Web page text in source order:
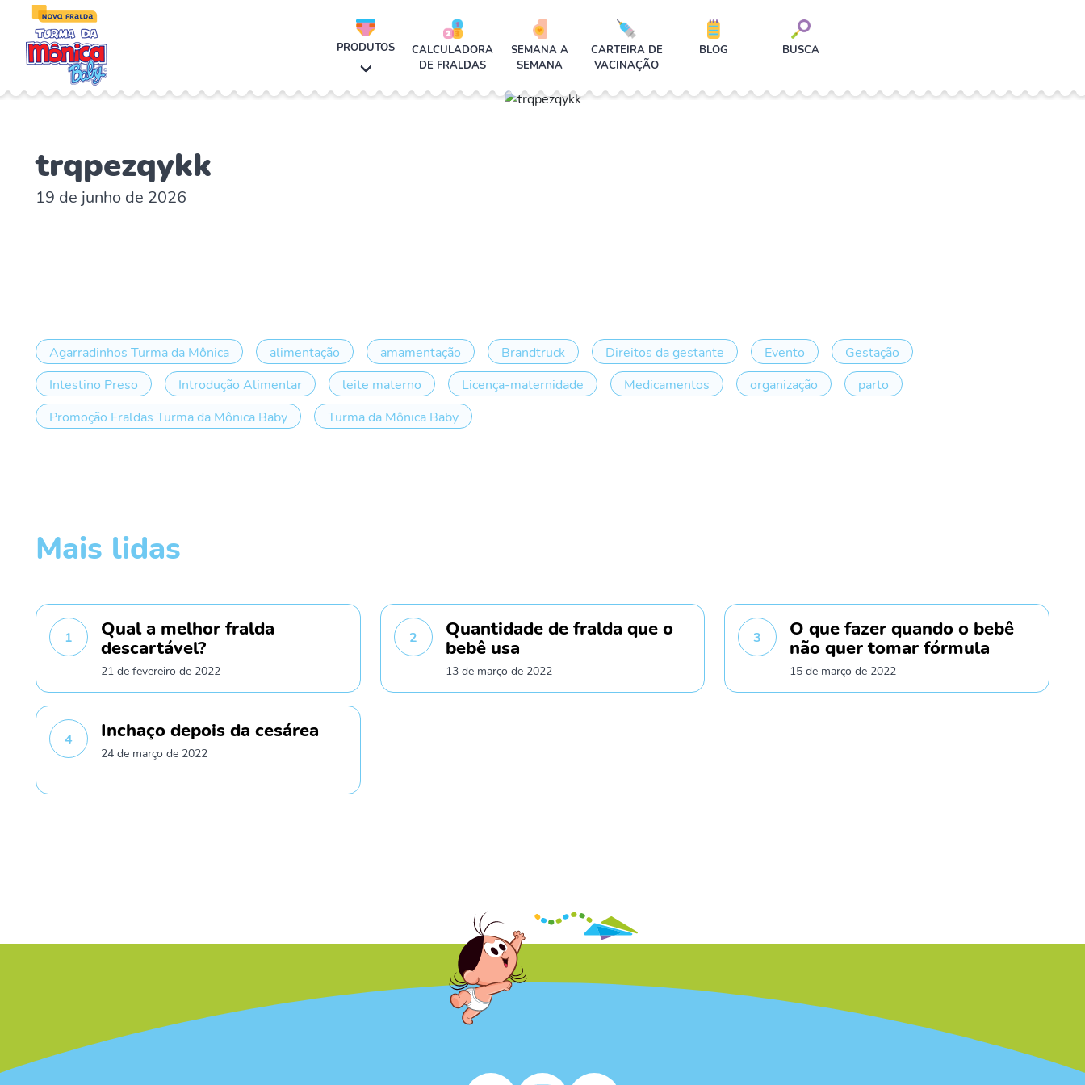
PRODUTOS
CALCULADORA
DE FRALDAS
SEMANA A
SEMANA
CARTEIRA DE
VACINAÇÃO
BLOG BUSCA
trqpezqykk
19 de junho de 2026
Agarradinhos Turma da Mônica alimentação amamentação Brandtruck Direitos da gestante Evento
Gestação
Intestino Preso
Introdução Alimentar leite materno Licença-maternidade Medicamentos organização
parto
Promoção Fraldas Turma da Mônica Baby
Turma da Mônica Baby
Mais lidas
1
Qual a melhor fralda
descartável?
21 de fevereiro de 2022
2
Quantidade de fralda que o
bebê usa
13 de março de 2022
3
O que fazer quando o bebê
não quer tomar fórmula
15 de março de 2022
4 Inchaço depois da cesárea
24 de março de 2022